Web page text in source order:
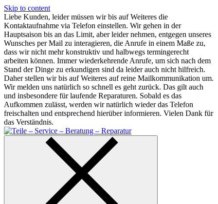
Skip to content
Liebe Kunden, leider müssen wir bis auf Weiteres die
Kontaktaufnahme via Telefon einstellen. Wir gehen in der
Hauptsaison bis an das Limit, aber leider nehmen, entgegen unseres
Wunsches per Mail zu interagieren, die Anrufe in einem Maße zu,
dass wir nicht mehr konstruktiv und halbwegs termingerecht
arbeiten können. Immer wiederkehrende Anrufe, um sich nach dem
Stand der Dinge zu erkundigen sind da leider auch nicht hilfreich.
Daher stellen wir bis auf Weiteres auf reine Mailkommunikation um.
Wir melden uns natürlich so schnell es geht zurück. Das gilt auch
und insbesondere für laufende Reparaturen. Sobald es das
Aufkommen zulässt, werden wir natürlich wieder das Telefon
freischalten und entsprechend hierüber informieren. Vielen Dank für
das Verständnis.